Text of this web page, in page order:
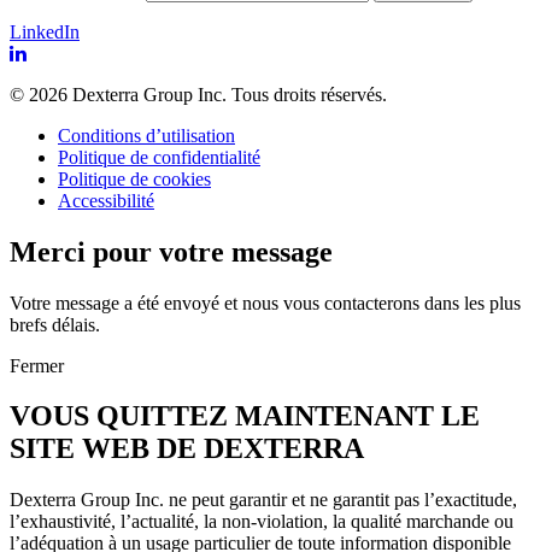
LinkedIn
© 2026 Dexterra Group Inc. Tous droits réservés.
Conditions d’utilisation
Politique de confidentialité
Politique de cookies
Accessibilité
Merci pour votre message
Votre message a été envoyé et nous vous contacterons dans les plus
brefs délais.
Fermer
VOUS QUITTEZ MAINTENANT LE
SITE WEB DE DEXTERRA
Dexterra Group Inc. ne peut garantir et ne garantit pas l’exactitude,
l’exhaustivité, l’actualité, la non-violation, la qualité marchande ou
l’adéquation à un usage particulier de toute information disponible